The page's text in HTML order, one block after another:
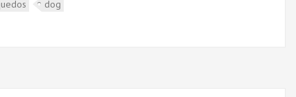
dog